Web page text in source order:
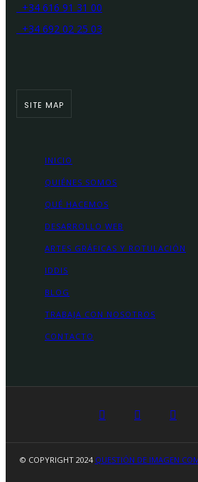
+34 616 91 31 00
+34 692 02 25 03
SITE MAP
INICIO
QUIÉNES SOMOS
QUÉ HACEMOS
DESARROLLO WEB
ARTES GRÁFICAS Y ROTULACIÓN
IDDIS
BLOG
TRABAJA CON NOSOTROS
CONTACTO
© COPYRIGHT 2024 QUESTIÓN DE IMAGEN